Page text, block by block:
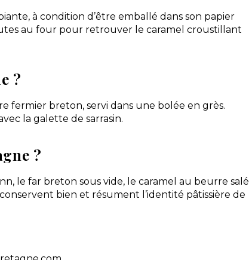
à condition d’être emballé dans son papier
au four pour retrouver le caramel croustillant
?
fermier breton, servi dans une bolée en grès.
la galette de sarrasin.
?
le far breton sous vide, le caramel au beurre salé
bien et résument l’identité pâtissière de